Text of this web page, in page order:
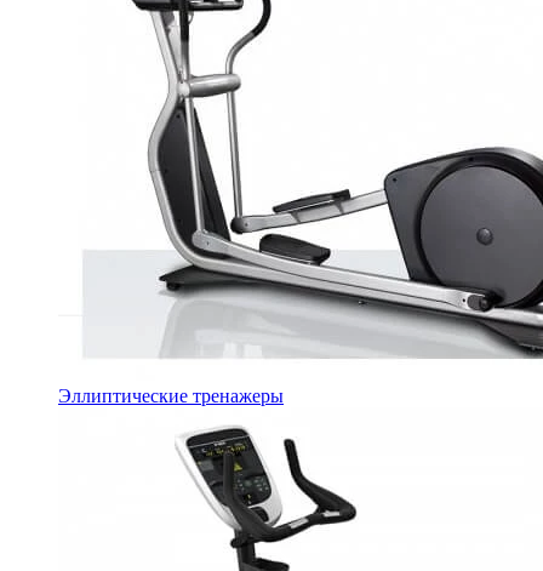
Эллиптические тренажеры